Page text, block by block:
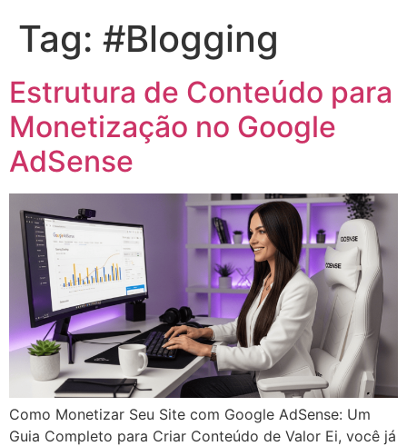
Tag: #Blogging
Estrutura de Conteúdo para
Monetização no Google
AdSense
Como Monetizar Seu Site com Google AdSense: Um
Guia Completo para Criar Conteúdo de Valor Ei, você já